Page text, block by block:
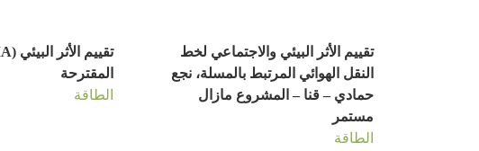
تقييم الأثر البيئي والاجتماعي لخط
النقل الهوائي المرتبط بالمسلة، نجع
حمادي – قنا – المشروع مازال
مستمر
الطاقة
المقترحة
الطاقة